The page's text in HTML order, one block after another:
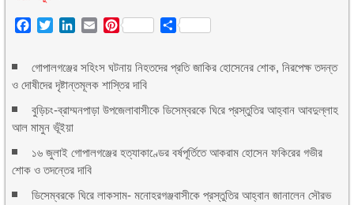
Facebook
TwitterLinkedIn
EmailPinterest Share
গোপালগঞ্জের সহিংস ঘটনায় নিহতদের প্রতি জাকির হোসেনের শোক, নিরপেক্ষ তদন্ত
ও দোষীদের দৃষ্টান্তমূলক শাস্তির দাবি
বুড়িচং-ব্রাম্মনপাড়া উপজেলাবাসীকে ডিসেম্বরকে ঘিরে প্রস্তুতির আহ্বান আবদুল্লাহ
আল মামুন ভূঁইয়া
১৬ জুলাই গোপালগঞ্জের হত্যাকাণ্ডের বর্ষপূর্তিতে আকরাম হোসেন ফকিরের গভীর
শোক ও তদন্তের দাবি
ডিসেম্বরকে ঘিরে লাকসাম- মনোহরগঞ্জবাসীকে প্রস্তুতির আহ্বান জানালেন সৌরভ